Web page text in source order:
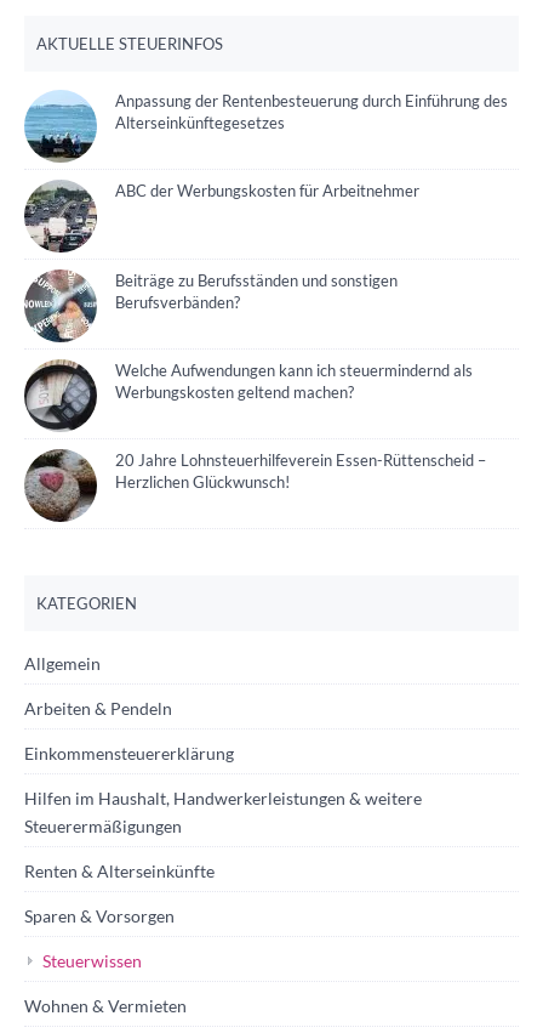
AKTUELLE STEUERINFOS
Anpassung der Rentenbesteuerung durch Einführung des
Alterseinkünftegesetzes
ABC der Werbungskosten für Arbeitnehmer
Beiträge zu Berufsständen und sonstigen
Berufsverbänden?
Welche Aufwendungen kann ich steuermindernd als
Werbungskosten geltend machen?
20 Jahre Lohnsteuerhilfeverein Essen-Rüttenscheid –
Herzlichen Glückwunsch!
KATEGORIEN
Allgemein
Arbeiten & Pendeln
Einkommensteuererklärung
Hilfen im Haushalt, Handwerkerleistungen & weitere
Steuerermäßigungen
Renten & Alterseinkünfte
Sparen & Vorsorgen
Steuerwissen
Wohnen & Vermieten